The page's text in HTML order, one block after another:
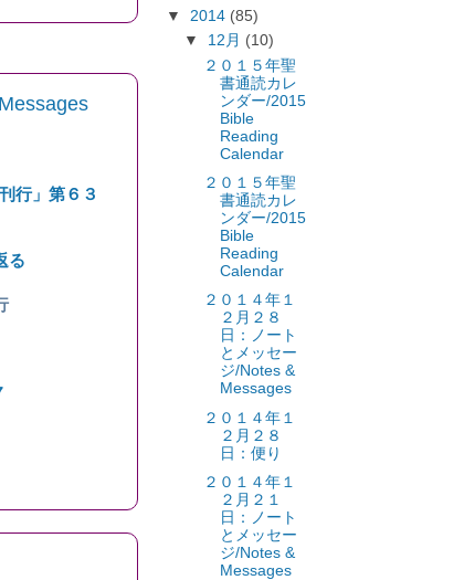
行」第６３
る
▼ 2014 (85)
▼ 12月 (10)
２０１５年聖
書通読カレ
ンダー/2015
Bible
Reading
Calendar
２０１５年聖
書通読カレ
ンダー/2015
Bible
Reading
Calendar
２０１４年１
２月２８
日：ノート
とメッセー
ジ/Notes &
Messages
２０１４年１
２月２８
日：便り
２０１４年１
２月２１
日：ノート
とメッセー
ジ/Notes &
Messages